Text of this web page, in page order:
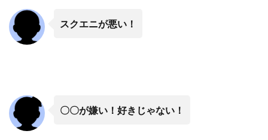
スクエニが悪い！
〇〇が嫌い！好きじゃない！